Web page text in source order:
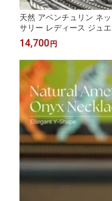
天然 アベンチュリン ネ
サリー レディース ジュ
30代 40代 50代 60代 送料
14,700円